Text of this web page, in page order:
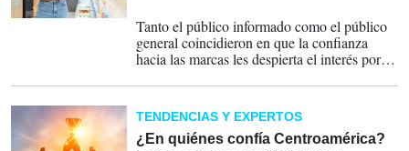
Tanto el público informado como el público
general coincidieron en que la confianza
hacia las marcas les despierta el interés por
aunque existe una mayor intención por parte
de la muestra especializada.
TENDENCIAS Y EXPERTOS
¿En quiénes confía Centroamérica?